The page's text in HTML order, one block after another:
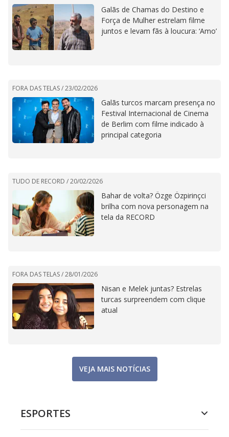
Galãs de Chamas do Destino e
Força de Mulher estrelam filme
juntos e levam fãs à loucura: ‘Amo’
FORA DAS TELAS /23/02/2026
Galãs turcos marcam presença no
Festival Internacional de Cinema
de Berlim com filme indicado à
principal categoria
TUDO DE RECORD /20/02/2026
Bahar de volta? Özge Özpirinçci
brilha com nova personagem na
tela da RECORD
FORA DAS TELAS /28/01/2026
Nisan e Melek juntas? Estrelas
turcas surpreendem com clique
atual
VEJA MAIS NOTÍCIAS
ESPORTES